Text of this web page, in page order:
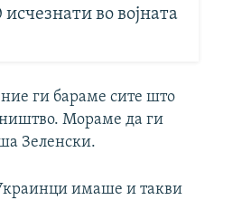
во војната
ги бараме сите што
Мораме да ги
Зеленски.
имаше и такви